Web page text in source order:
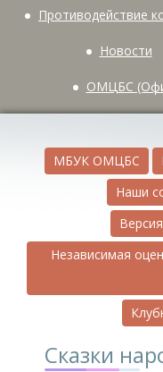
Противодействие
Новости
ОМЦБС
МБУК ОМЦБС
Наши
Независимая
Сказки